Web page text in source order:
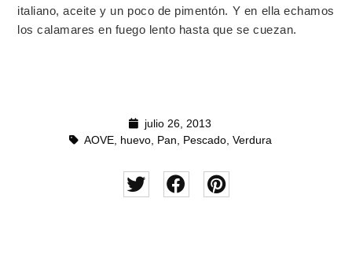
italiano, aceite y un poco de pimentón. Y en ella echamos
los calamares en fuego lento hasta que se cuezan.
julio 26, 2013
AOVE, huevo, Pan, Pescado, Verdura